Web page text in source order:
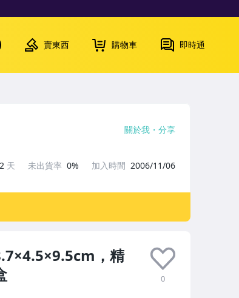
賣東西 購物車 即時通
，精
0
關於我 分享
天 未出貨率 0% 加入時間 2006/11/06